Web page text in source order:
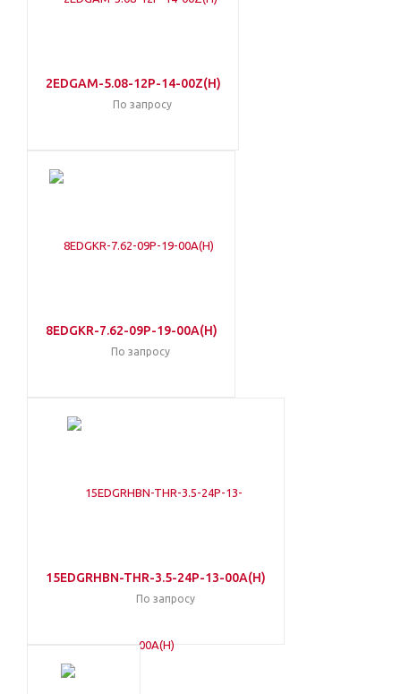
2EDGAM-5.08-12P-14-00Z(H)
По запросу
8EDGKR-7.62-09P-19-00A(H)
По запросу
15EDGRHBN-THR-3.5-24P-13-00A(H)
По запросу